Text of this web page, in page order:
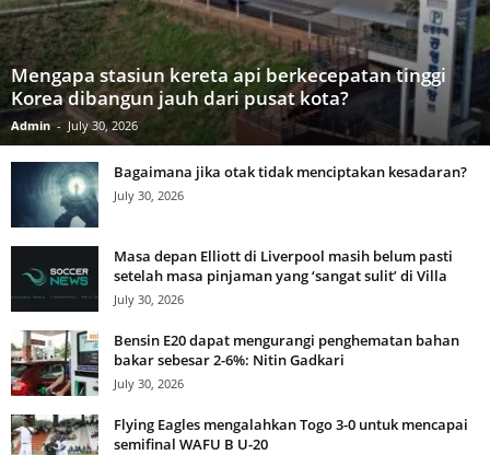
Mengapa stasiun kereta api berkecepatan tinggi
Korea dibangun jauh dari pusat kota?
Admin - July 30, 2026
Bagaimana jika otak tidak menciptakan kesadaran?
July 30, 2026
Masa depan Elliott di Liverpool masih belum pasti
setelah masa pinjaman yang ‘sangat sulit’ di Villa
July 30, 2026
Bensin E20 dapat mengurangi penghematan bahan
bakar sebesar 2-6%: Nitin Gadkari
July 30, 2026
Flying Eagles mengalahkan Togo 3-0 untuk mencapai
semifinal WAFU B U-20